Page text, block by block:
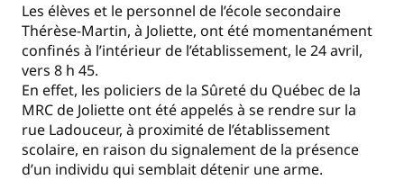
Les élèves et le personnel de l’école secondaire
Thérèse-Martin, à Joliette, ont été momentanément
confinés à l’intérieur de l’établissement, le 24 avril,
vers 8 h 45.
En effet, les policiers de la Sûreté du Québec de la
MRC de Joliette ont été appelés à se rendre sur la
rue Ladouceur, à proximité de l’établissement
scolaire, en raison du signalement de la présence
d’un individu qui semblait détenir une arme.